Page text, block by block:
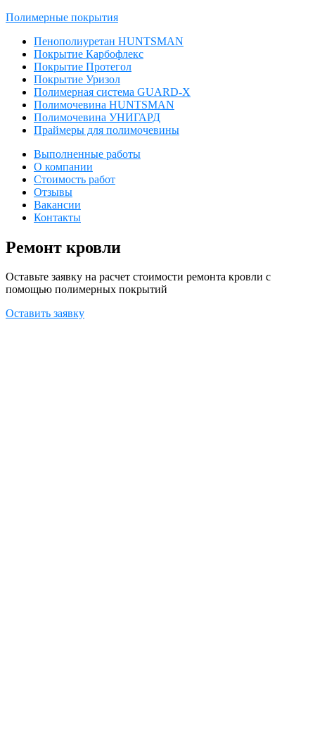
Полимерные покрытия
Пенополиуретан HUNTSMAN
Покрытие Карбофлекс
Покрытие Протегол
Покрытие Уризол
Полимерная система GUARD-X
Полимочевина HUNTSMAN
Полимочевина УНИГАРД
Праймеры для полимочевины
Выполненные работы
О компании
Стоимость работ
Отзывы
Вакансии
Контакты
Ремонт кровли
Оставьте заявку на расчет стоимости ремонта кровли с
помощью полимерных покрытий
Оставить заявку